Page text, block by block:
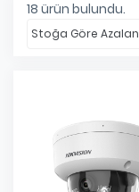
18 ürün bulundu.
Stoğa Göre Azalan